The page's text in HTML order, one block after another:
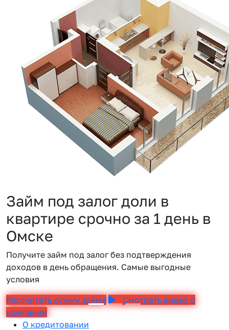
Займ под залог доли в
квартире срочно за 1 день в
Омске
Получите займ под залог без подтверждения
доходов в день обращения. Самые выгодные
условия
Рассчитать сумму займа
Смотреть видео о
компании
О кредитовании